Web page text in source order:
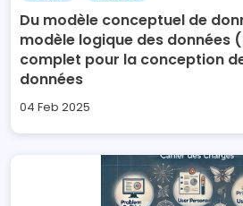
Du modèle conceptuel de
modèle logique des données
complet pour la conception
données
04 Feb 2025